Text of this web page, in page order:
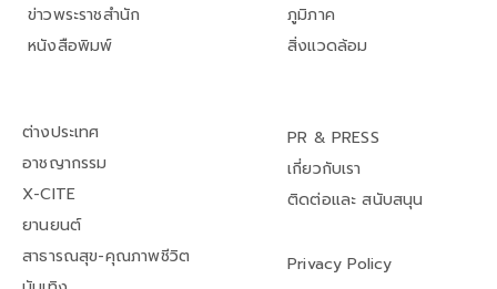
ข่าวพระราชสำนัก
หนังสือพิมพ์
ภูมิภาค
สิ่งแวดล้อม
ต่างประเทศ
อาชญากรรม
X-CITE
ยานยนต์
สาธารณสุข-คุณภาพชีวิต
PR & PRESS
เกี่ยวกับเรา
ติดต่อและ สนับสนุน
Privacy Policy